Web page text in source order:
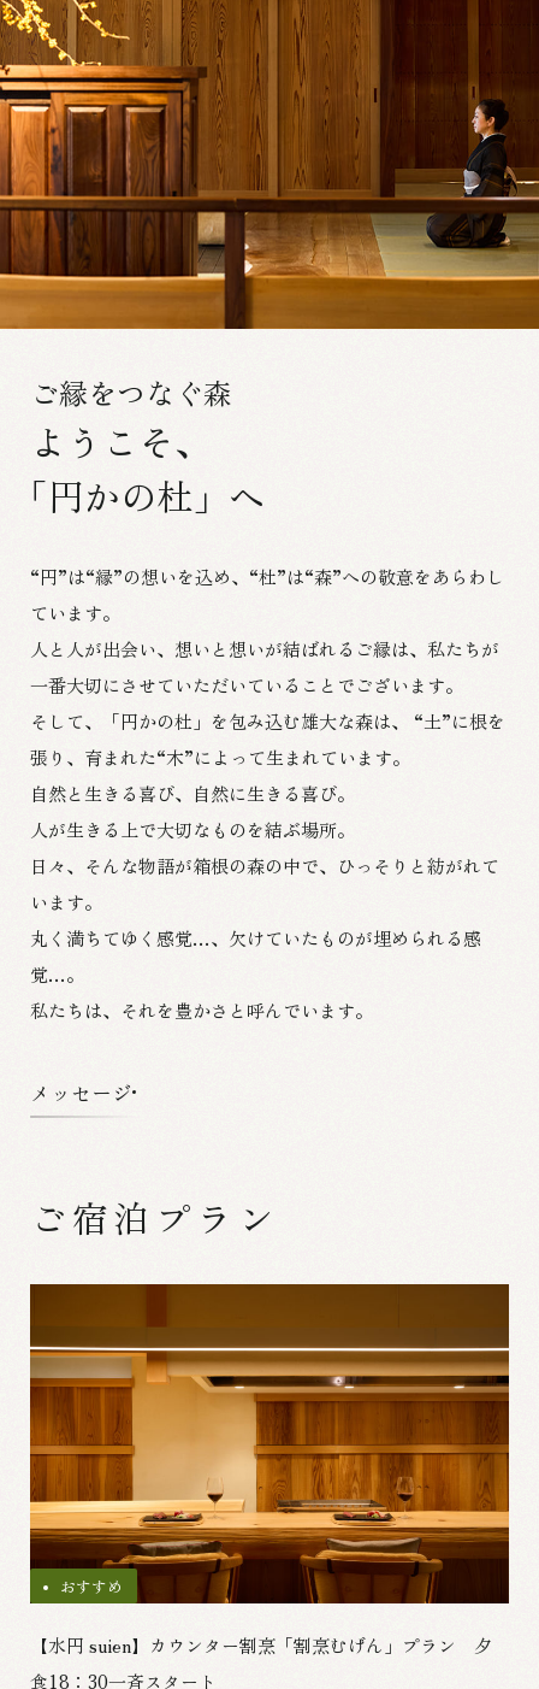
ご縁をつなぐ森
ようこそ、
「円かの杜」へ
“円”は“縁”の想いを込め、“杜”は“森”への敬意をあらわし
ています。
人と人が出会い、想いと想いが結ばれるご縁は、私たちが
一番大切にさせていただいていることでございます。
そして、「円かの杜」を包み込む雄大な森は、
“土”に根を
張り、育まれた“木”によって生まれています。
自然と生きる喜び、自然に生きる喜び。
人が生きる上で大切なものを結ぶ場所。
日々、そんな物語が箱根の森の中で、ひっそりと紡がれて
います。
丸く満ちてゆく感覚…、欠けていたものが埋められる感
覚…。
私たちは、それを豊かさと呼んでいます。
メッセージ
ご宿泊プラン
おすすめ
【水円 suien】カウンター割烹「割烹むげん」プラン 夕
食18：30一斉スタート